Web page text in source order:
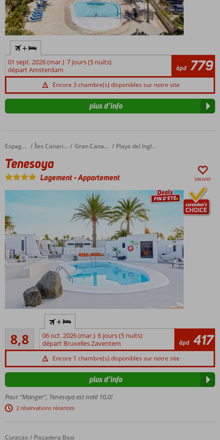
Grand choix
de chambres,
appartements
et villas
Formule
chambre
d’hôtes ou
pension
disponible
+
01 sept. 2026 (mar.) 7 jours (5 nuits)
départ Amsterdam
àpd 779
Encore 3 chambre(s) disponibles sur notre site
plus d’info
Accueil Espagne Îles Canaries Gran Canaria Playa del Ingles
Tenesoya
Tenesoya
Logement-Appartement sauver
Hébergement
réservé aux
adultes; l'âge
minimum est
de 18 ans
Complexe
à petite
échelle
A
quelques
8,8
Recommandé
130
commentaires
+
06 oct. 2026 (mar.) 6 jours (5 nuits)
départ Bruxelles Zaventem
àpd 417
Encore 1 chambre(s) disponibles sur notre site
Pour “Manger”, Tenesoya est noté 10,0!
2 réservations récentes
plus d’info
Accueil
Curaçao Piscadera Baai
Parasasa Hotel